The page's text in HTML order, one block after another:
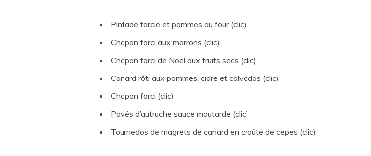
Pintade farcie et pommes au four (clic)
Chapon farci aux marrons (clic)
Chapon farci de Noël aux fruits secs (clic)
Canard rôti aux pommes, cidre et calvados (clic)
Chapon farci (clic)
Pavés d’autruche sauce moutarde (clic)
Tournedos de magrets de canard en croûte de cèpes (clic)